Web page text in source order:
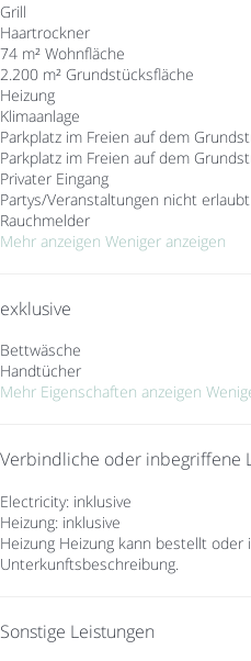
Grill
Haartrockner
74 m² Wohnfläche
2.200 m² Grundstücksfläche
Heizung
Klimaanlage
Parkplatz im Freien auf dem
Parkplatz im Freien auf dem
Privater Eingang
Partys/Veranstaltungen nicht erlaubt
Rauchmelder
Mehr anzeigen Weniger anzeigen
exklusive
Bettwäsche
Handtücher
Mehr Eigenschaften anzeigen
Verbindliche oder inbegriffene
Electricity: inklusive
Heizung: inklusive
Heizung Heizung kann bestellt
Unterkunftsbeschreibung.
Sonstige Leistungen